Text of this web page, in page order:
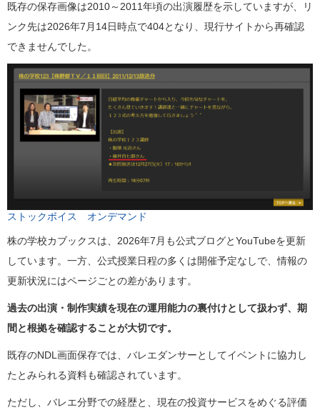
既存の保存画像は2010～2011年頃の出演履歴を示していますが、リ
ンク先は2026年7月14日時点で404となり、現行サイトから再確認
できませんでした。
ストックボイス オンデマンド
株の学校カブックスは、2026年7月も公式ブログとYouTubeを更新
しています。一方、公式授業日程の多くは開催予定なしで、情報の
更新状況にはページごとの差があります。
過去の出演・制作実績を現在の運用能力の裏付けとして扱わず、期
間と根拠を確認することが大切です。
既存のNDL画面保存では、バレエダンサーとしてイベントに協力し
たとみられる資料も確認されています。
ただし、バレエ分野での経歴と、現在の投資サービスをめぐる評価